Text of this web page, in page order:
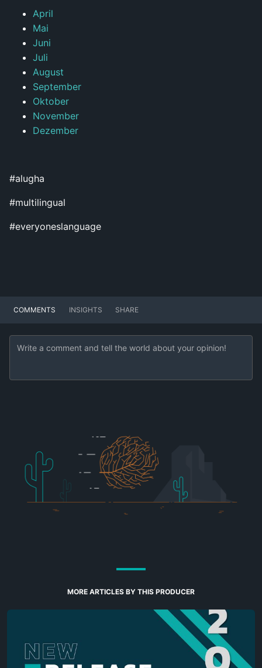
April
Mai
Juni
Juli
August
September
Oktober
November
Dezember
#alugha
#multilingual
#everyoneslanguage
COMMENTS INSIGHTS SHARE
MORE ARTICLES BY THIS PRODUCER